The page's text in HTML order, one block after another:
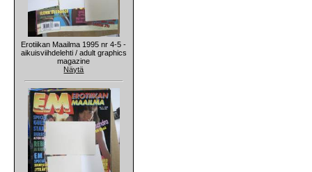
Erotiikan Maailma 1995 nr 4-5 -
aikuisviihdelehti / adult graphics
magazine
Näytä